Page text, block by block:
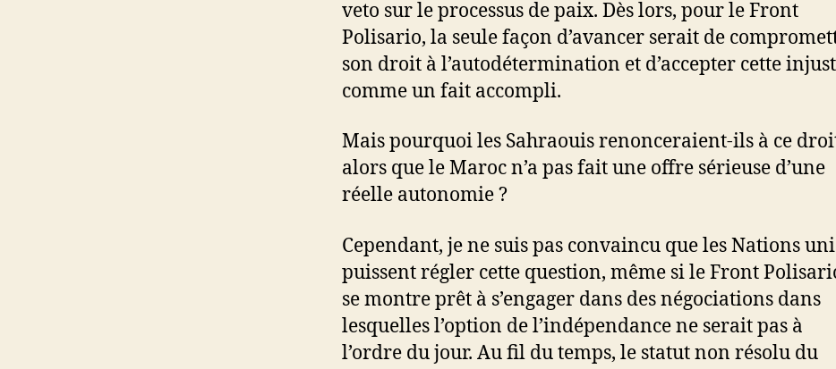
veto sur le processus de paix. Dès lors, pour le Front
Polisario, la seule façon d’avancer serait de
son droit à l’autodétermination et d’accepter cette
comme un fait accompli.
Mais pourquoi les Sahraouis renonceraient-ils à ce
alors que le Maroc n’a pas fait une offre sérieuse d’une
réelle autonomie ?
Cependant, je ne suis pas convaincu que les Nations
puissent régler cette question, même si le Front
se montre prêt à s’engager dans des négociations dans
lesquelles l’option de l’indépendance ne serait pas à
l’ordre du jour. Au fil du temps, le statut non résolu du